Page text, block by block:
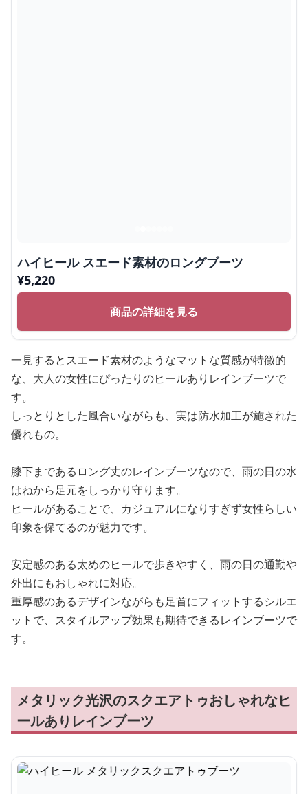
ハイヒール スエード素材のロングブーツ
¥5,220
商品の詳細を見る
一見するとスエード素材のようなマットな質感が特徴的
な、大人の女性にぴったりのヒールありレインブーツで
す。
しっとりとした風合いながらも、実は防水加工が施された
優れもの。
膝下まであるロング丈のレインブーツなので、雨の日の水
はねから足元をしっかり守ります。
ヒールがあることで、カジュアルになりすぎず女性らしい
印象を保てるのが魅力です。
安定感のある太めのヒールで歩きやすく、雨の日の通勤や
外出にもおしゃれに対応。
重厚感のあるデザインながらも足首にフィットするシルエ
ットで、スタイルアップ効果も期待できるレインブーツで
す。
メタリック光沢のスクエアトゥおしゃれなヒ
ールありレインブーツ